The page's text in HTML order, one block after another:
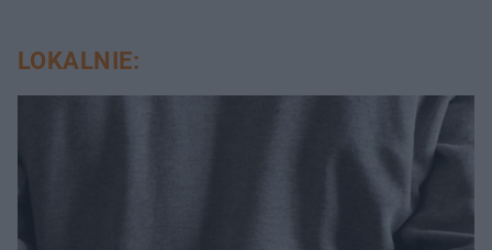
LOKALNIE: